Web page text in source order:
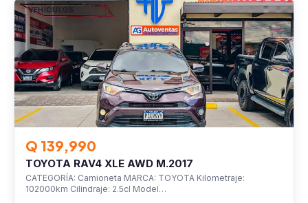
VEHÍCULOS
Q 139,990
TOYOTA RAV4 XLE AWD M.2017
CATEGORÍA: Camioneta MARCA: TOYOTA Kilometraje:
102000km Cilindraje: 2.5cl Model…